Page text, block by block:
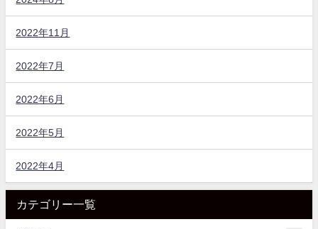
2022年11月
2022年7月
2022年6月
2022年5月
2022年4月
カテゴリー一覧